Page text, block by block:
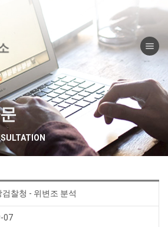
Toggle
찰청 - 위변조 분석
07